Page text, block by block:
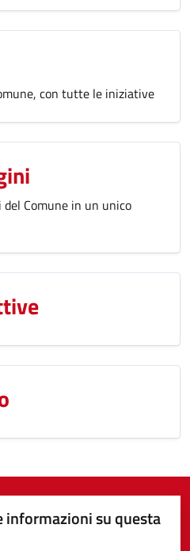
con tutte le iniziative
Comune in un unico
informazioni su questa